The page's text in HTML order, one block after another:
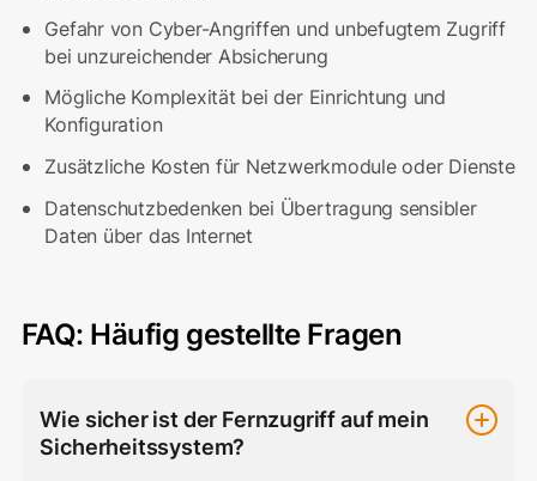
Gefahr von Cyber-Angriffen und unbefugtem Zugriff
bei unzureichender Absicherung
Mögliche Komplexität bei der Einrichtung und
Konfiguration
Zusätzliche Kosten für Netzwerkmodule oder Dienste
Datenschutzbedenken bei Übertragung sensibler
Daten über das Internet
FAQ: Häufig gestellte Fragen
Wie sicher ist der Fernzugriff auf mein
Sicherheitssystem?